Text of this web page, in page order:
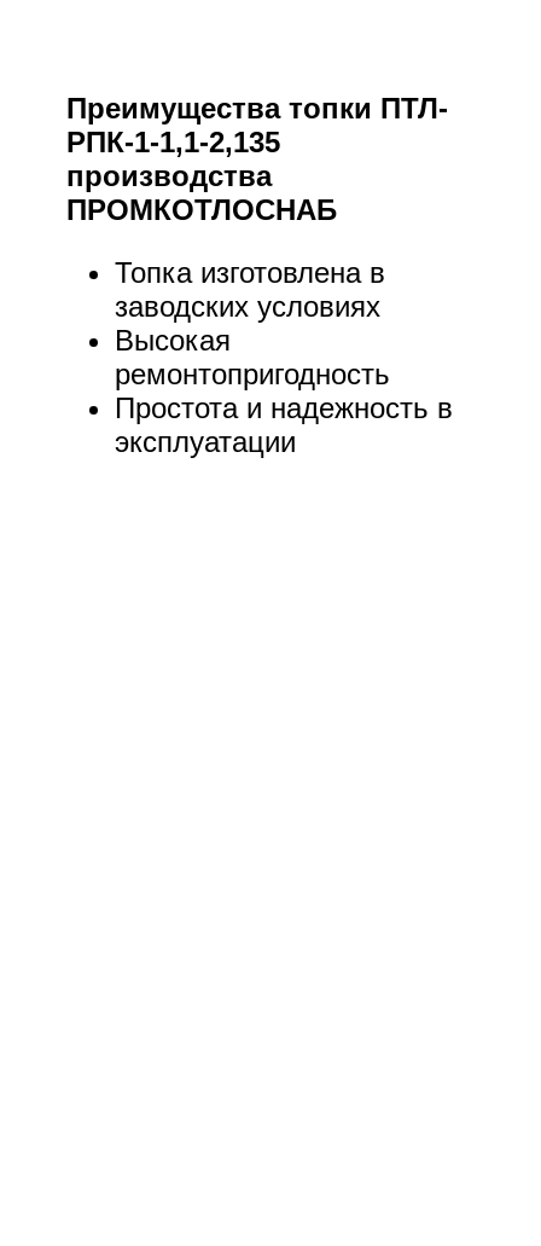
Преимущества топки ПТЛ-
РПК-1-1,1-2,135
производства
ПРОМКОТЛОСНАБ
Топка изготовлена в
заводских условиях
Высокая
ремонтопригодность
Простота и надежность в
эксплуатации